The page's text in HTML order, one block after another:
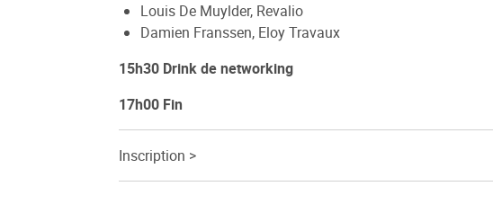
Louis De Muylder, Revalio
Damien Franssen, Eloy Travaux
15h30 Drink de networking
17h00 Fin
Inscription >